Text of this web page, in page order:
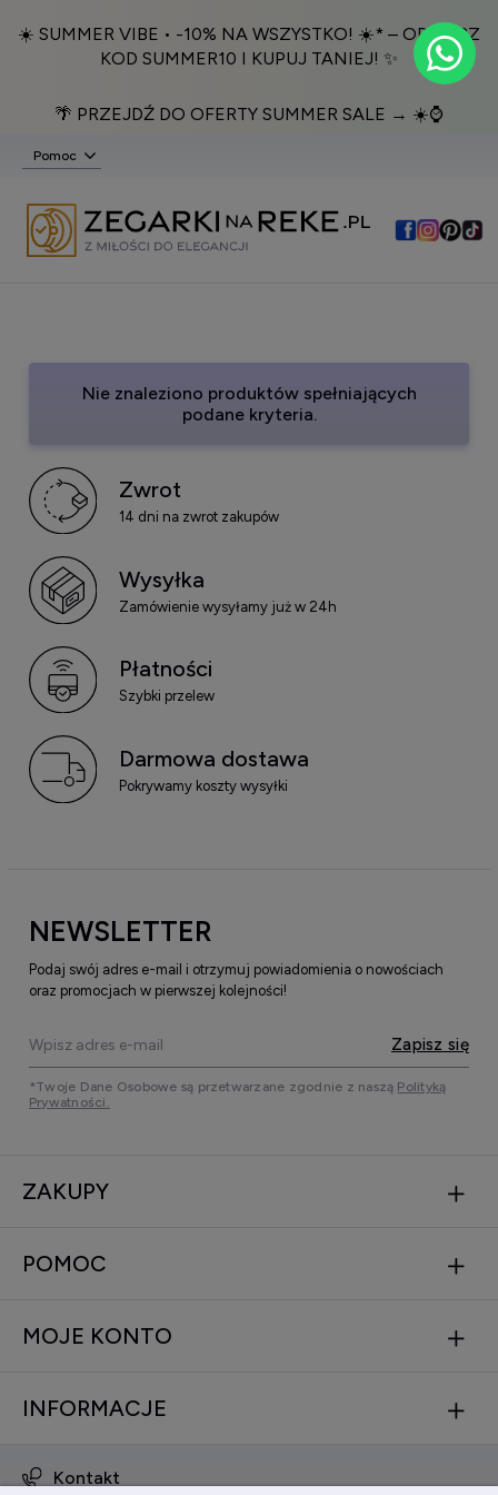
☀️ SUMMER VIBE • -10% NA WSZYSTKO! ☀️* – ODBIERZ
KOD SUMMER10 I KUPUJ TANIEJ! ✨
🌴 PRZEJDŹ DO OFERTY SUMMER SALE → ☀️⌚️
Pomoc
Nie znaleziono produktów spełniających
podane kryteria.
Zwrot
14 dni na zwrot zakupów
Wysyłka
Zamówienie wysyłamy już w 24h
Płatności
Szybki przelew
Darmowa dostawa
Pokrywamy koszty wysyłki
NEWSLETTER
Podaj swój adres e-mail i otrzymuj powiadomienia o nowościach
oraz promocjach w pierwszej kolejności!
Zapisz się
*Twoje Dane Osobowe są przetwarzane zgodnie z naszą Polityką
Prywatności.
ZAKUPY
POMOC
MOJE KONTO
INFORMACJE
Kontakt